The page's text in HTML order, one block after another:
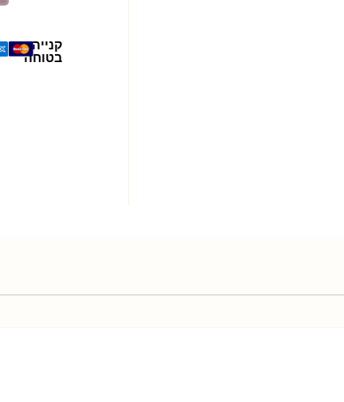
קנייה
בטוחה